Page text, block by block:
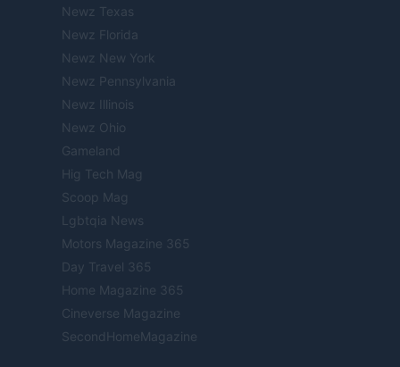
Newz Texas
Newz Florida
Newz New York
Newz Pennsylvania
Newz Illinois
Newz Ohio
Gameland
Hig Tech Mag
Scoop Mag
Lgbtqia News
Motors Magazine 365
Day Travel 365
Home Magazine 365
Cineverse Magazine
SecondHomeMagazine